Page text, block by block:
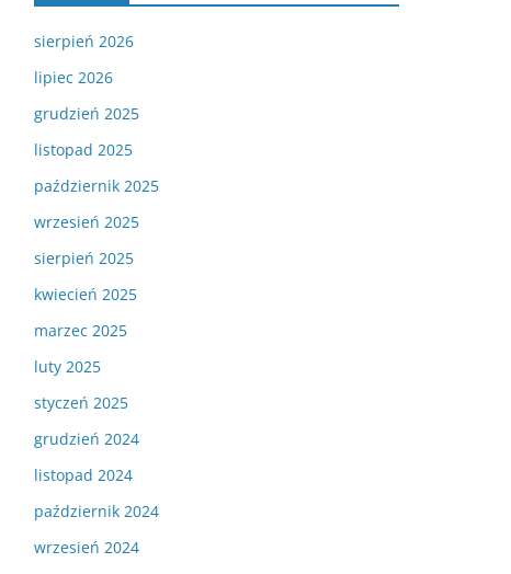
sierpień 2026
lipiec 2026
grudzień 2025
listopad 2025
październik 2025
wrzesień 2025
sierpień 2025
kwiecień 2025
marzec 2025
luty 2025
styczeń 2025
grudzień 2024
listopad 2024
październik 2024
wrzesień 2024